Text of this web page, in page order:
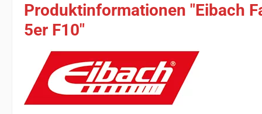
Produktinformationen "Eibach
5er F10"